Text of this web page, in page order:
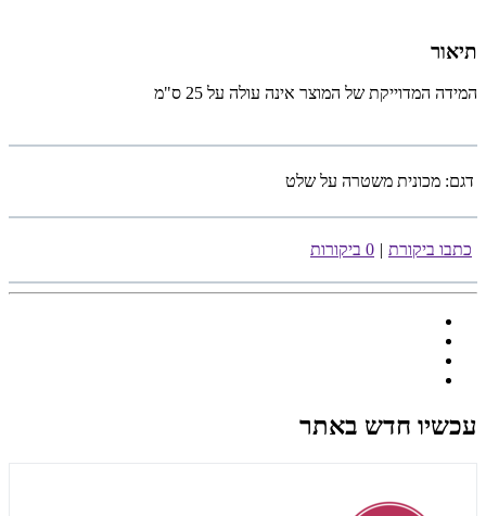
תיאור
המידה המדוייקת של המוצר אינה עולה על 25 ס"מ
דגם: מכונית משטרה על שלט
כתבו ביקורת | 0 ביקורות
עכשיו חדש באתר